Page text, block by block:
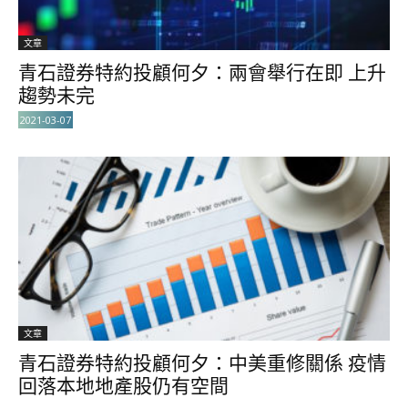
文章
青石證券特約投顧何夕：兩會舉行在即 上升
趨勢未完
2021-03-07
文章
青石證券特約投顧何夕：中美重修關係 疫情
回落本地地產股仍有空間